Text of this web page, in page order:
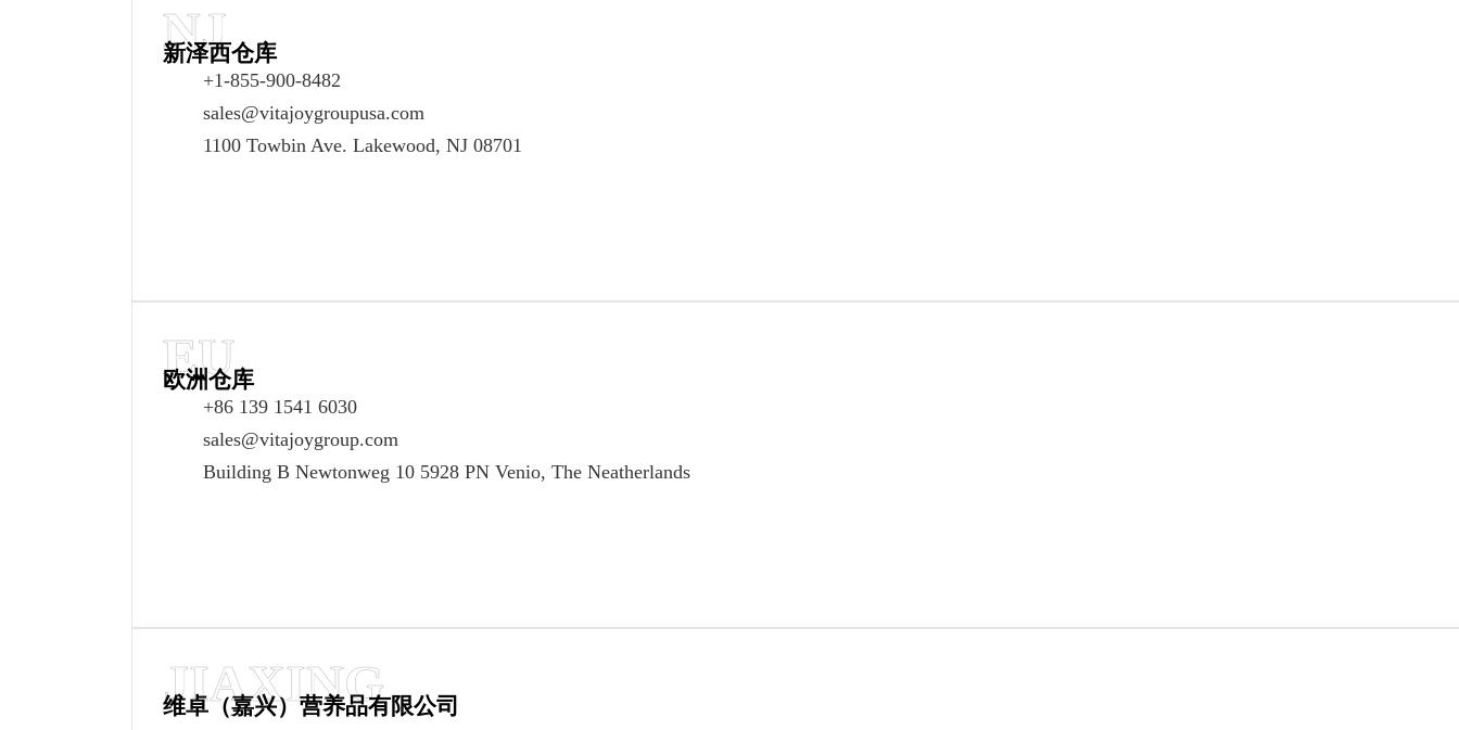
新泽西仓库
NJ
+1-855-900-8482
sales@vitajoygroupusa.com
1100 Towbin Ave. Lakewood, NJ 08701
欧洲仓库
EU
+86 139 1541 6030
sales@vitajoygroup.com
Building B Newtonweg 10 5928 PN Venio, The Neatherlands
维卓（嘉兴）营养品有限公司
JIAXING